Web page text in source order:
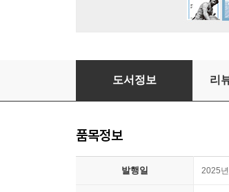
언제나 나를 지키는 법
도서정보 리
품목정보
발행일 2025